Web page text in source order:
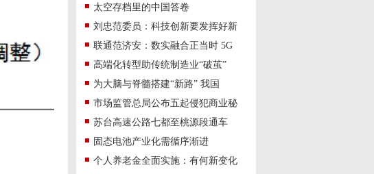
太空存档里的中国答卷
刘忠范委员：科技创新要发挥好新
联通范济安：数实融合正当时 5G
高端化转型助传统制造业“破茧”
为大脑与脊髓搭建“新路” 我国
市场监管总局公布五起侵犯商业秘
苏台高速公路七都至桃源段通车
固态电池产业化需循序渐进
个人养老金全面实施：有何新变化